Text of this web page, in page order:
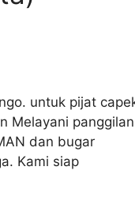
untuk pijat
Melayani panggilan
dan bugar
Kami siap